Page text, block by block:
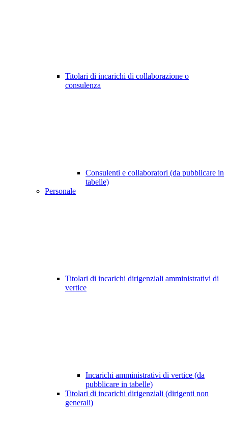
Titolari di incarichi di collaborazione o
consulenza
Consulenti e collaboratori (da pubblicare in
tabelle)
Personale
Titolari di incarichi dirigenziali amministrativi di
vertice
Incarichi amministrativi di vertice (da
pubblicare in tabelle)
Titolari di incarichi dirigenziali (dirigenti non
generali)